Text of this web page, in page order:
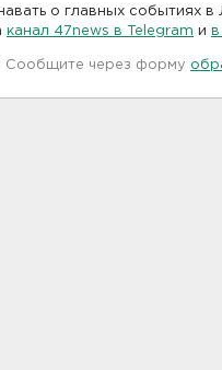
о главных событиях в
канал 47news в Telegram и в
Сообщите через форму